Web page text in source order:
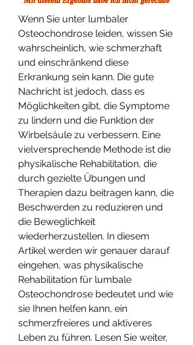
Wenn Sie unter lumbaler
Osteochondrose leiden, wissen Sie
wahrscheinlich, wie schmerzhaft
und einschränkend diese
Erkrankung sein kann. Die gute
Nachricht ist jedoch, dass es
Möglichkeiten gibt, die Symptome
zu lindern und die Funktion der
Wirbelsäule zu verbessern. Eine
vielversprechende Methode ist die
physikalische Rehabilitation, die
durch gezielte Übungen und
Therapien dazu beitragen kann, die
Beschwerden zu reduzieren und
die Beweglichkeit
wiederherzustellen. In diesem
Artikel werden wir genauer darauf
eingehen, was physikalische
Rehabilitation für lumbale
Osteochondrose bedeutet und wie
sie Ihnen helfen kann, ein
schmerzfreieres und aktiveres
Leben zu führen. Lesen Sie weiter,